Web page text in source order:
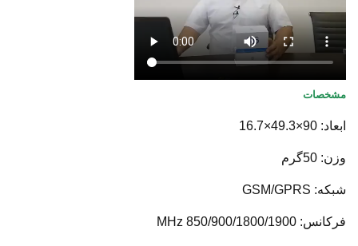
مشخصات
ابعاد: 90×49.3×16.7
وزن: 50گرم
شبکه: GSM/GPRS
فرکانس: 850/900/1800/1900 MHz